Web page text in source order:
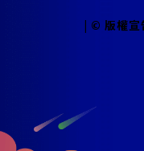
| © 版權宣